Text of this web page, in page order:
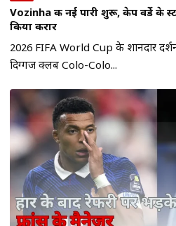
Vozinha की नई पारी शुरू, केप वर्डे के
किया करार
2026 FIFA World Cup के शानदार
दिग्गज क्लब Colo-Colo...